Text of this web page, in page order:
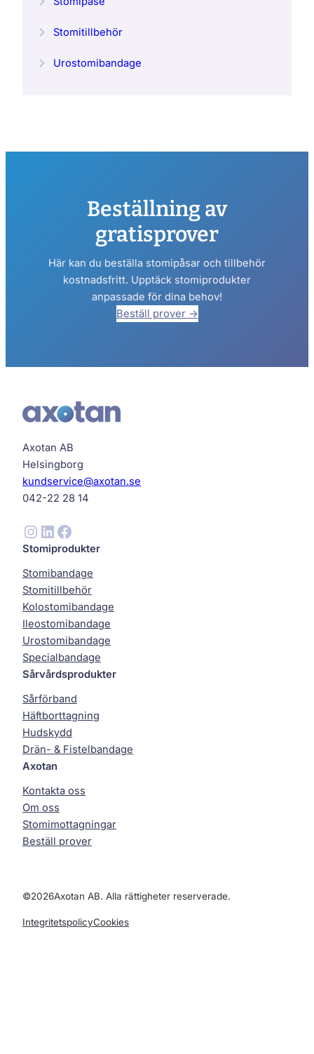
Stomitillbehör
Urostomibandage
Beställning av
gratisprover
Här kan du beställa stomipåsar och tillbehör
kostnadsfritt. Upptäck stomiprodukter
anpassade för dina behov!
Beställ prover →
Axotan AB
Helsingborg
kundservice@axotan.se
042-22 28 14
Instagram LinkedIn Facebook
Stomiprodukter
Stomibandage
Stomitillbehör
Kolostomibandage
Ileostomibandage
Urostomibandage
Specialbandage
Sårvårdsprodukter
Sårförband
Häftborttagning
Hudskydd
Drän- & Fistelbandage
Axotan
Kontakta oss
Om oss
Stomimottagningar
Beställ prover
©2026Axotan AB. Alla rättigheter reserverade.
IntegritetspolicyCookies